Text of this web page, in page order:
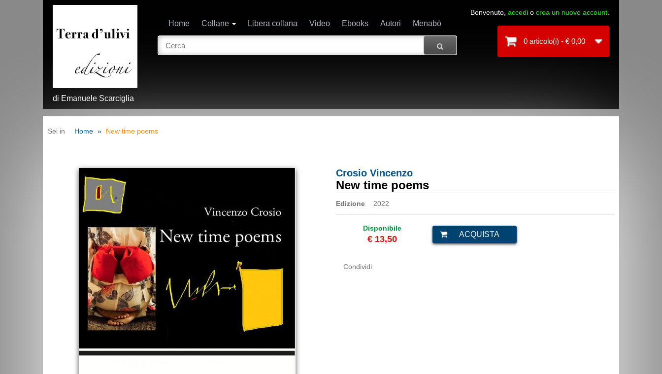
di Emanuele Scarciglia
Home Collane Libera collana Video Ebooks Autori Menabò
Benvenuto, accedi o crea un nuovo account
0 articolo(i) - € 0,00
Sei in Home New time poems
Crosio Vincenzo
New time poems
Edizione 2022
Disponibile
€ 13,50
Condividi